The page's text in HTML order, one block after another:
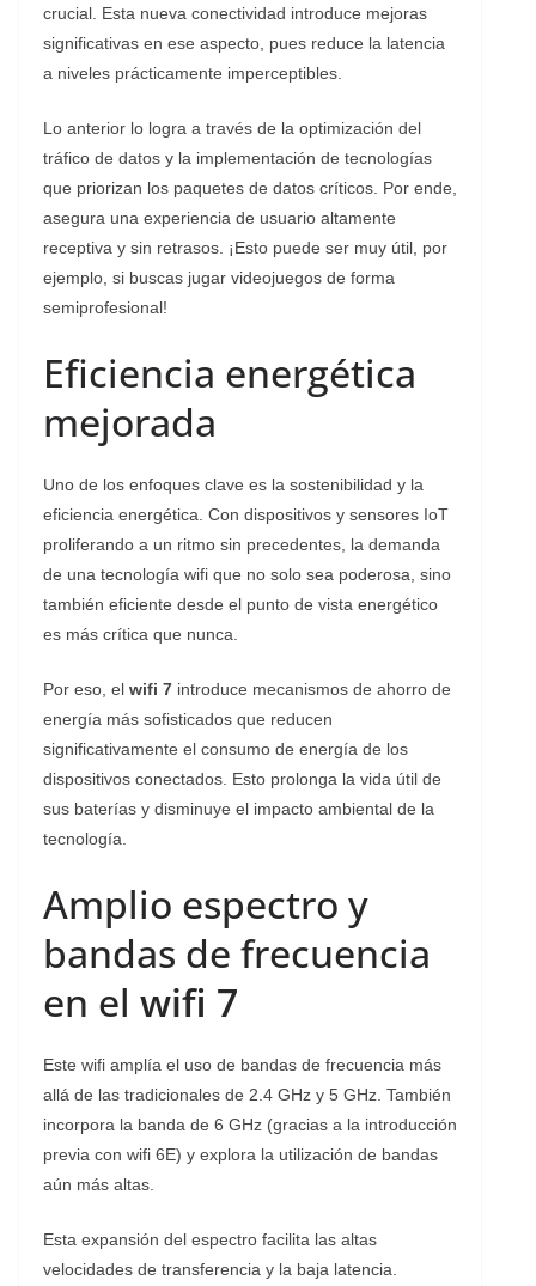
crucial. Esta nueva conectividad introduce mejoras
significativas en ese aspecto, pues reduce la latencia
a niveles prácticamente imperceptibles.
Lo anterior lo logra a través de la optimización del
tráfico de datos y la implementación de tecnologías
que priorizan los paquetes de datos críticos. Por ende,
asegura una experiencia de usuario altamente
receptiva y sin retrasos. ¡Esto puede ser muy útil, por
ejemplo, si buscas jugar videojuegos de forma
semiprofesional!
Eficiencia energética
mejorada
Uno de los enfoques clave es la sostenibilidad y la
eficiencia energética. Con dispositivos y sensores IoT
proliferando a un ritmo sin precedentes, la demanda
de una tecnología wifi que no solo sea poderosa, sino
también eficiente desde el punto de vista energético
es más crítica que nunca.
Por eso, el wifi 7 introduce mecanismos de ahorro de
energía más sofisticados que reducen
significativamente el consumo de energía de los
dispositivos conectados. Esto prolonga la vida útil de
sus baterías y disminuye el impacto ambiental de la
tecnología.
Amplio espectro y
bandas de frecuencia
en el wifi 7
Este wifi amplía el uso de bandas de frecuencia más
allá de las tradicionales de 2.4 GHz y 5 GHz. También
incorpora la banda de 6 GHz (gracias a la introducción
previa con wifi 6E) y explora la utilización de bandas
aún más altas.
Esta expansión del espectro facilita las altas
velocidades de transferencia y la baja latencia.